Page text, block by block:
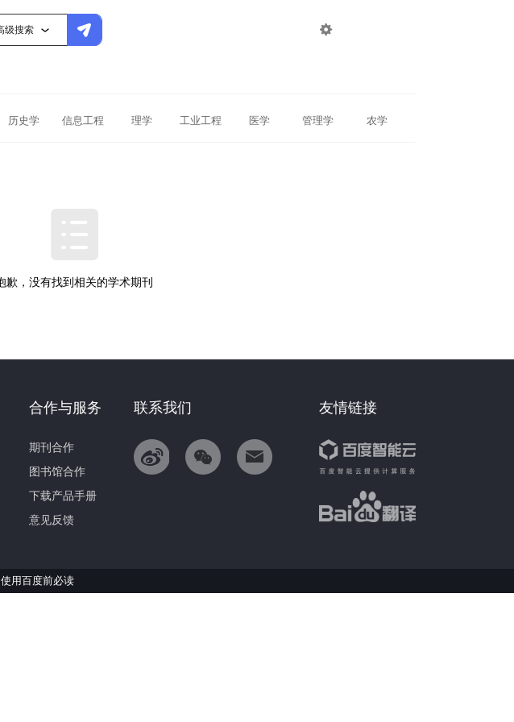
级搜索 
历史学 信息工程 理学 工业工程 医学 管理学 农学
歉，没有找到相关的学术期刊
友情链接
联系我们
合作与服务
期刊合作
图书馆合作
下载产品手册
意见反馈
使用百度前必读